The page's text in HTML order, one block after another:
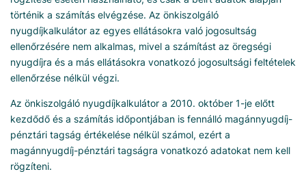
történik a számítás elvégzése. Az önkiszolgáló
nyugdíjkalkulátor az egyes ellátásokra való jogosultság
ellenőrzésére nem alkalmas, mivel a számítást az öregségi
nyugdíjra és a más ellátásokra vonatkozó jogosultsági feltételek
ellenőrzése nélkül végzi.
Az önkiszolgáló nyugdíjkalkulátor a 2010. október 1-je előtt
kezdődő és a számítás időpontjában is fennálló magánnyugdíj-
pénztári tagság értékelése nélkül számol, ezért a
magánnyugdíj-pénztári tagságra vonatkozó adatokat nem kell
rögzíteni.